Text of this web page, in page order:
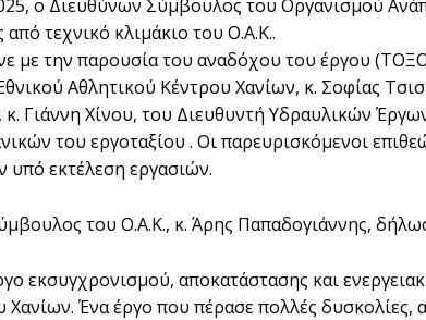
ο Διευθύνων Σύμβουλος του Οργανισμού
τεχνικό κλιμάκιο του Ο.Α.Κ..
με την παρουσία του αναδόχου του έργου
Αθλητικού Κέντρου Χανίων, κ. Σοφίας
Γιάννη Χίνου, του Διευθυντή Υδραυλικών
του εργοταξίου . Οι παρευρισκόμενοι
εκτέλεση εργασιών.
του Ο.Α.Κ., κ. Άρης Παπαδογιάννης,
εκσυγχρονισμού, αποκατάστασης και
Ένα έργο που πέρασε πολλές